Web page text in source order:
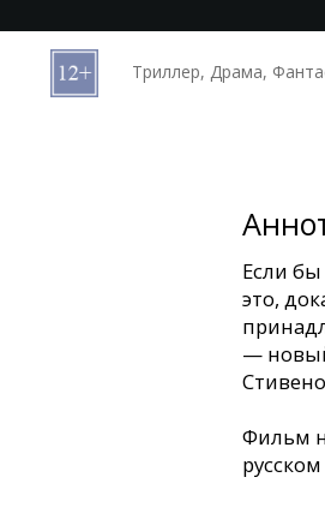
B2B Триллер, Драма,
Если
это,
—
Фильм